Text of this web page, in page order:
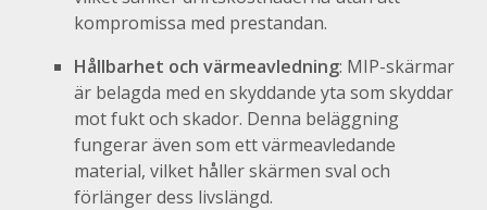
kompromissa med prestandan.
Hållbarhet och värmeavledning: MIP-skärmar
är belagda med en skyddande yta som skyddar
mot fukt och skador. Denna beläggning
fungerar även som ett värmeavledande
material, vilket håller skärmen sval och
förlänger dess livslängd.